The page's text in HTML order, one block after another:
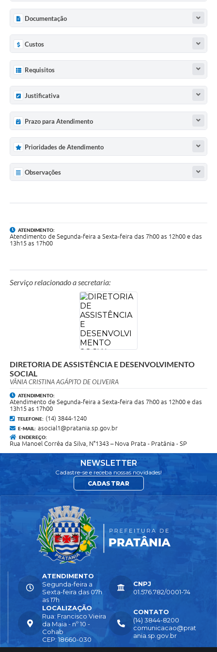
Documentação
Custos
Requisitos
Justificativa
Prazo para Atendimento
Prioridades de Atendimento
Observações
ATENDIMENTO:
Atendimento de Segunda-feira a Sexta-feira das 7h00 as 12h00 e das
13h15 as 17h00
Serviço relacionado a secretaria:
DIRETORIA DE ASSISTÊNCIA E DESENVOLVIMENTO
SOCIAL
VÂNIA CRISTINA AGÁPITO DE OLIVEIRA
ATENDIMENTO:
Atendimento de Segunda-feira a Sexta-feira das 7h00 as 12h00 e das
13h15 as 17h00
TELEFONE: (14) 3844-1240
E-MAIL: asocial1@pratania.sp.gov.br
ENDEREÇO:
Rua Manoel Corrêa da Silva, N°1343 – Nova Prata - Pratânia - SP
NEWSLETTER
Cadastre-se e receba nossas novidades!
CADASTRAR
LOCALIZAÇÃO
Rua: Francisco Vieira
da Maia - nº 10 -
Cohab
CEP: 18660-030
CONTATO
(14) 3844-8200
comunicacao@prat
ania.sp.gov.br
ATENDIMENTO
Segunda-feira a
Sexta-feira das 07h
as 17h
CNPJ
01.576.782/0001-74